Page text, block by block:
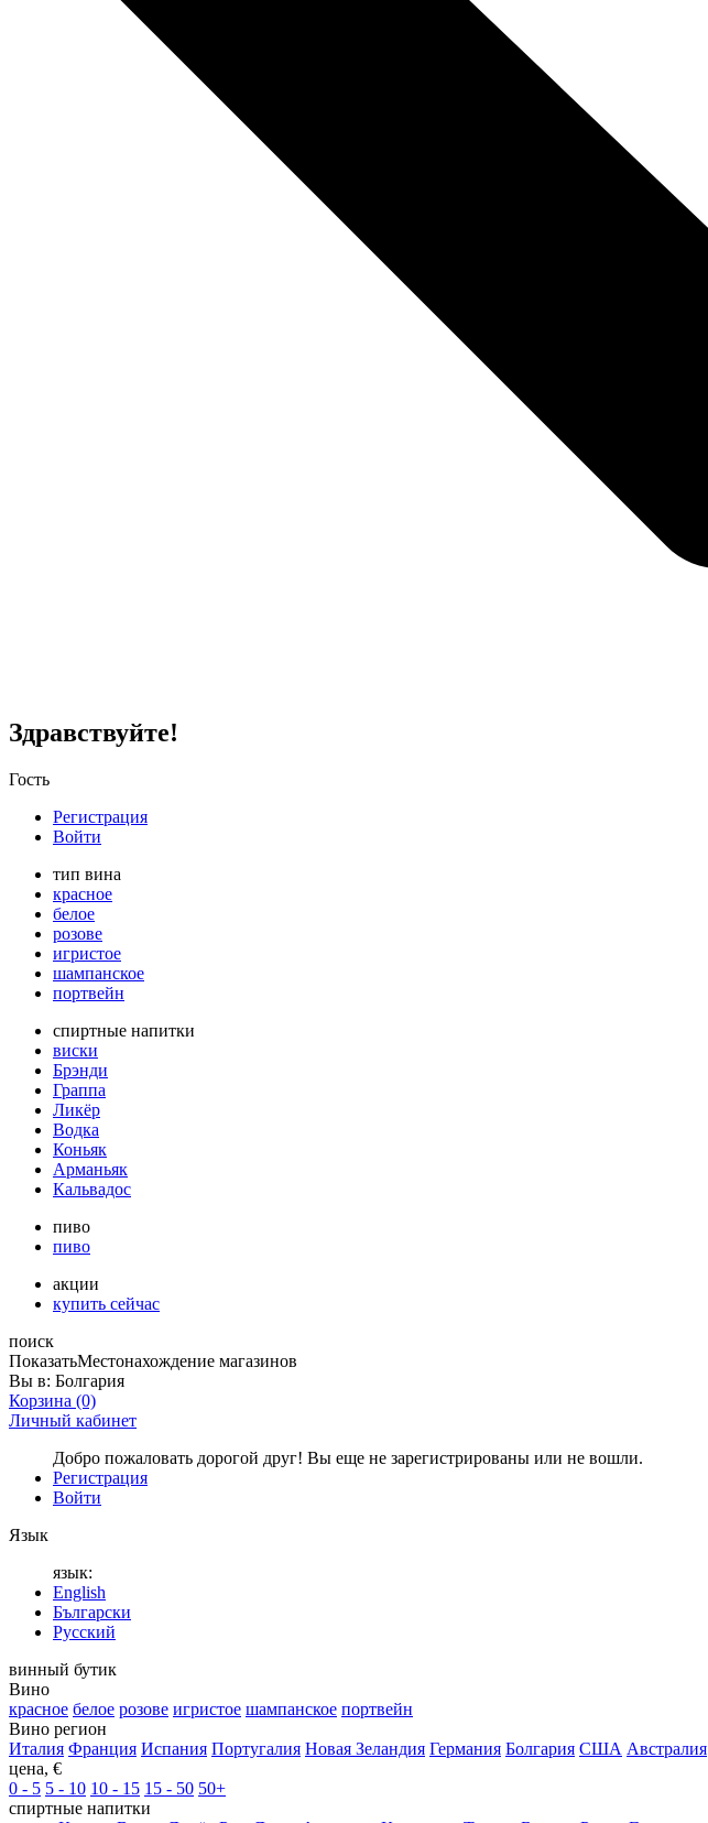
Здравствуйте!
Гость
Регистрация
Войти
тип вина
красное
белое
розове
игристое
шампанское
портвейн
спиртные напитки
виски
Брэнди
Граппа
Ликёр
Водка
Коньяк
Арманьяк
Кальвадос
пиво
пиво
акции
купить сейчас
поиск
ПоказатьМестонахождение магазинов
Вы в: Болгария
Корзина (0)
Личный кабинет
Добро пожаловать дорогой друг! Вы еще не зарегистрированы или не вошли.
Регистрация
Войти
Язык
язык:
English
Български
Русский
винный бутик
Вино
красное белое розове игристое шампанское портвейн
Вино регион
Италия Франция Испания Португалия Новая Зеландия Германия Болгария США Австралия
цена, €
0 - 5 5 - 10 10 - 15 15 - 50 50+
спиртные напитки